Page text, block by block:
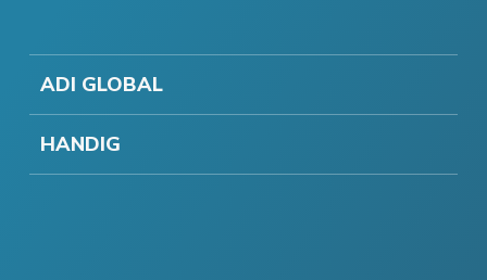
ADI GLOBAL
HANDIG